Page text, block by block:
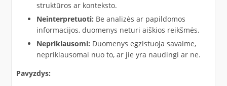
struktūros ar konteksto.​
Neinterpretuoti: Be analizės ar papildomos
informacijos, duomenys neturi aiškios reikšmės.​
Nepriklausomi: Duomenys egzistuoja savaime,
nepriklausomai nuo to, ar jie yra naudingi ar ne.​
Pavyzdys: